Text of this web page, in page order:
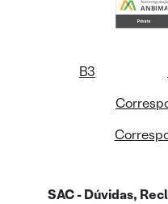
B3
SAC - Dúvidas,